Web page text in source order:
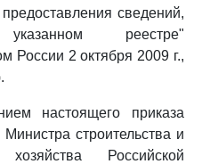
сведений,
реестре"
России 2 октября 2009 г.,
настоящего приказа
строительства и
хозяйства Российской